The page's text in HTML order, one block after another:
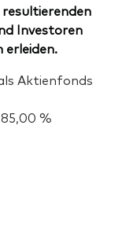
Investoren
erleiden.
Aktienfonds
%